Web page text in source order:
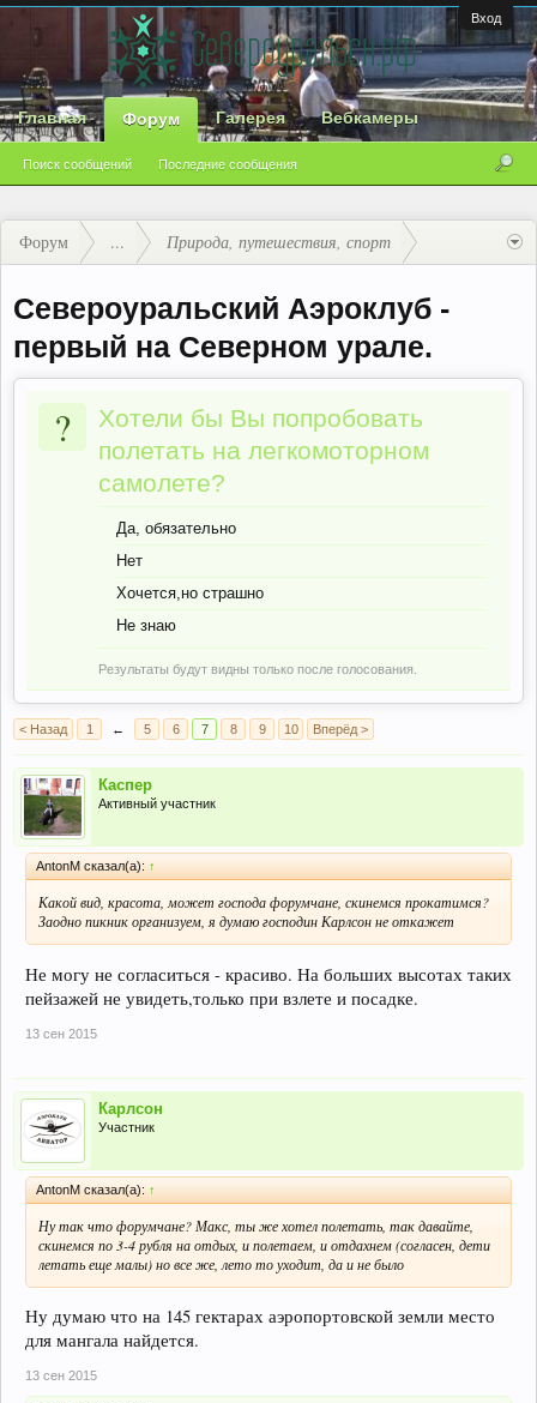
Вход
Главная Форум
Поиск сообщений Последние сообщения
Галерея Вебкамеры
Форум ... Природа, путешествия, спорт
Североуральский Аэроклуб -
первый на Северном урале.
?
Хотели бы Вы попробовать
полетать на легкомоторном
самолете?
Да, обязательно
Нет
Хочется,но страшно
Не знаю
Результаты будут видны только после голосования.
< Назад 1 ← 5 6 7 8 9 10 Вперёд >
Каспер
Активный участник
AntonM сказал(а): ↑
Какой вид, красота, может господа форумчане, скинемся прокатимся?
Заодно пикник организуем, я думаю господин Карлсон не откажет
Не могу не согласиться - красиво. На больших высотах таких
пейзажей не увидеть,только при взлете и посадке.
13 сен 2015
Карлсон
Участник
AntonM сказал(а): ↑
Ну так что форумчане? Макс, ты же хотел полетать, так давайте,
скинемся по 3-4 рубля на отдых, и полетаем, и отдахнем (согласен, дети
летать еще малы) но все же, лето то уходит, да и не было
Ну думаю что на 145 гектарах аэропортовской земли место
для мангала найдется.
13 сен 2015